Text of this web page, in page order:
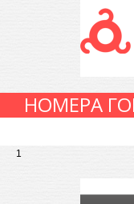
НОМЕРА
1